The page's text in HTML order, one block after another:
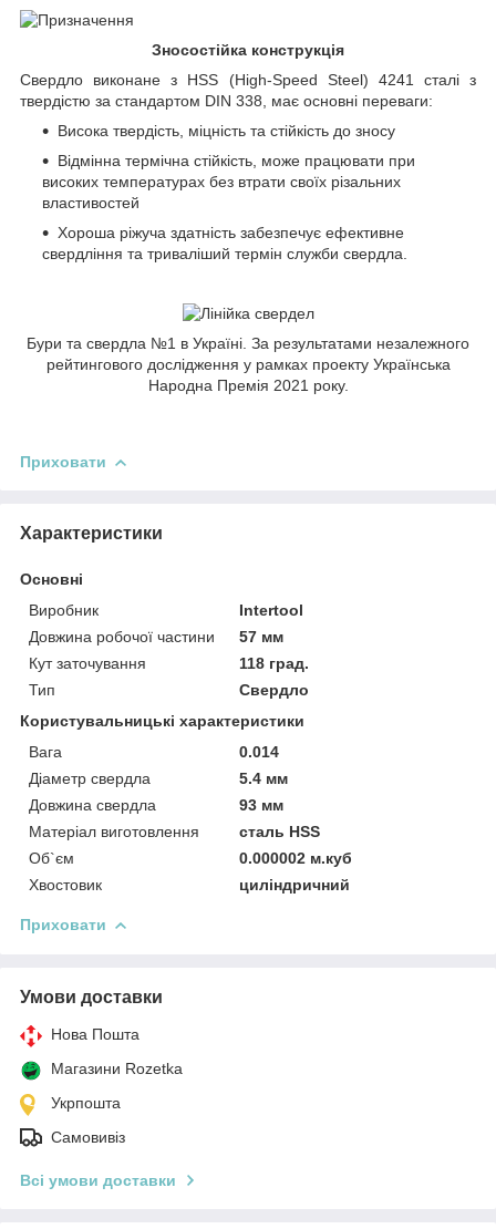
Зносостійка конструкція
Свердло виконане з HSS (High-Speed Steel) 4241 сталі з
твердістю за стандартом DIN 338, має основні переваги:
Висока твердість, міцність та стійкість до зносу
Відмінна термічна стійкість, може працювати при
високих температурах без втрати своїх різальних
властивостей
Хороша ріжуча здатність забезпечує ефективне
свердління та триваліший термін служби свердла.
Бури та свердла №1 в Україні. За результатами незалежного
рейтингового дослідження у рамках проекту Українська
Народна Премія 2021 року.
Приховати
Характеристики
Основні
Виробник
Intertool
Довжина робочої частини
57 мм
Кут заточування
118 град.
Тип
Свердло
Користувальницькі характеристики
Вага
0.014
Діаметр свердла
5.4 мм
Довжина свердла
93 мм
Матеріал виготовлення
сталь HSS
Об`єм
0.000002 м.куб
Хвостовик
циліндричний
Приховати
Умови доставки
Нова Пошта
Магазини Rozetka
Укрпошта
Самовивіз
Всі умови доставки